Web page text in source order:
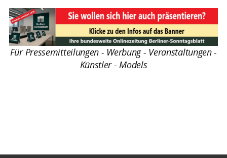
Für Pressemitteilungen - Werbung - Veranstaltungen -
Künstler - Models